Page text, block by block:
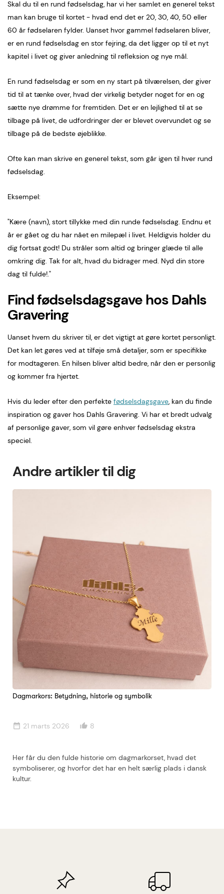
Skal du til en rund fødselsdag, har vi her samlet en generel tekst
man kan bruge til kortet - hvad end det er 20, 30, 40, 50 eller
60 år fødselaren fylder. Uanset hvor gammel fødselaren bliver,
er en rund fødselsdag en stor fejring, da det ligger op til et nyt
kapitel i livet og giver anledning til refleksion og nye mål.
En rund fødselsdag er som en ny start på tilværelsen, der giver
tid til at tænke over, hvad der virkelig betyder noget for en og
sætte nye drømme for fremtiden. Det er en lejlighed til at se
tilbage på livet, de udfordringer der er blevet overvundet og se
tilbage på de bedste øjeblikke.
Ofte kan man skrive en generel tekst, som går igen til hver rund
fødselsdag.
Eksempel:
"Kære (navn), stort tillykke med din runde fødselsdag. Endnu et
år er gået og du har nået en milepæl i livet. Heldigvis holder du
dig fortsat godt! Du stråler som altid og bringer glæde til alle
omkring dig. Tak for alt, hvad du bidrager med. Nyd din store
dag til fulde!."
Find fødselsdagsgave hos Dahls
Gravering
Uanset hvem du skriver til, er det vigtigt at gøre kortet personligt.
Det kan let gøres ved at tilføje små detaljer, som er specifikke
for modtageren. En hilsen bliver altid bedre, når den er personlig
og kommer fra hjertet.
Hvis du leder efter den perfekte fødselsdagsgave, kan du finde
inspiration og gaver hos Dahls Gravering. Vi har et bredt udvalg
af personlige gaver, som vil gøre enhver fødselsdag ekstra
speciel.
Andre artikler til dig
Dagmarkors: Betydning, historie og symbolik
date_range 21 marts 2026 thumb_up_alt 8
Her får du den fulde historie om dagmarkorset, hvad det
symboliserer, og hvorfor det har en helt særlig plads i dansk
kultur.